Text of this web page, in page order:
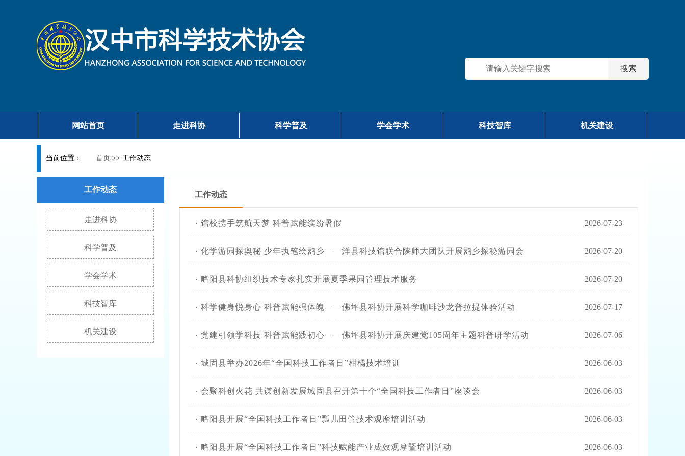
网站首页 走进科协 科学普及 学会学术 科技智库 机关建设
当前位置： 首页 >> 工作动态
工作动态
走进科协
科学普及
学会学术
科技智库
机关建设
工作动态
· 馆校携手筑航天梦 科普赋能缤纷暑假 2026-07-23
· 化学游园探奥秘 少年执笔绘鹮乡——洋县科技馆联合陕师大团队开展鹮乡探秘游园会 2026-07-20
· 略阳县科协组织技术专家扎实开展夏季果园管理技术服务 2026-07-20
· 科学健身悦身心 科普赋能强体魄——佛坪县科协开展科学咖啡沙龙普拉提体验活动 2026-07-17
· 党建引领学科技 科普赋能践初心——佛坪县科协开展庆建党105周年主题科普研学活动 2026-07-06
· 城固县举办2026年“全国科技工作者日”柑橘技术培训 2026-06-03
· 会聚科创火花 共谋创新发展城固县召开第十个“全国科技工作者日”座谈会 2026-06-03
· 略阳县开展“全国科技工作者日”瓢儿田管技术观摩培训活动 2026-06-03
· 略阳县开展“全国科技工作者日”科技赋能产业成效观摩暨培训活动 2026-06-03